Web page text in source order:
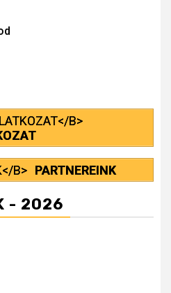
PARTNEREINK
- 2026